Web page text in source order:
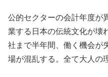
公的セクターの会計年度が
業する日本の伝統文化が壊
社まで半年間、働く機会が
場が混乱する。全て大人の